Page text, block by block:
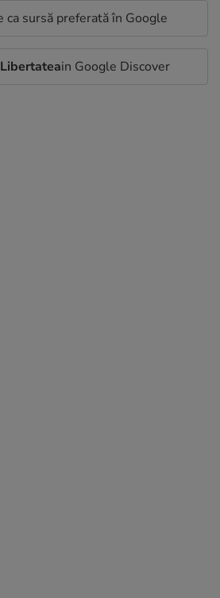
ca sursă preferată în Google
Libertateain Google Discover